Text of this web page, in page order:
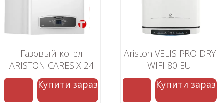
Газовый котел
ARISTON CARES X 24
CF
Купити зараз
Ariston VELIS PRO DRY
WIFI 80 EU
Купити зараз